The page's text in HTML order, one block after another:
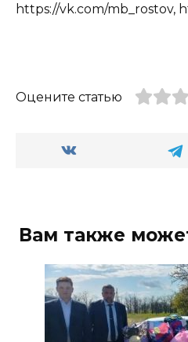
https://vk.com/mb_rostov,
Оцените статью
Вам также